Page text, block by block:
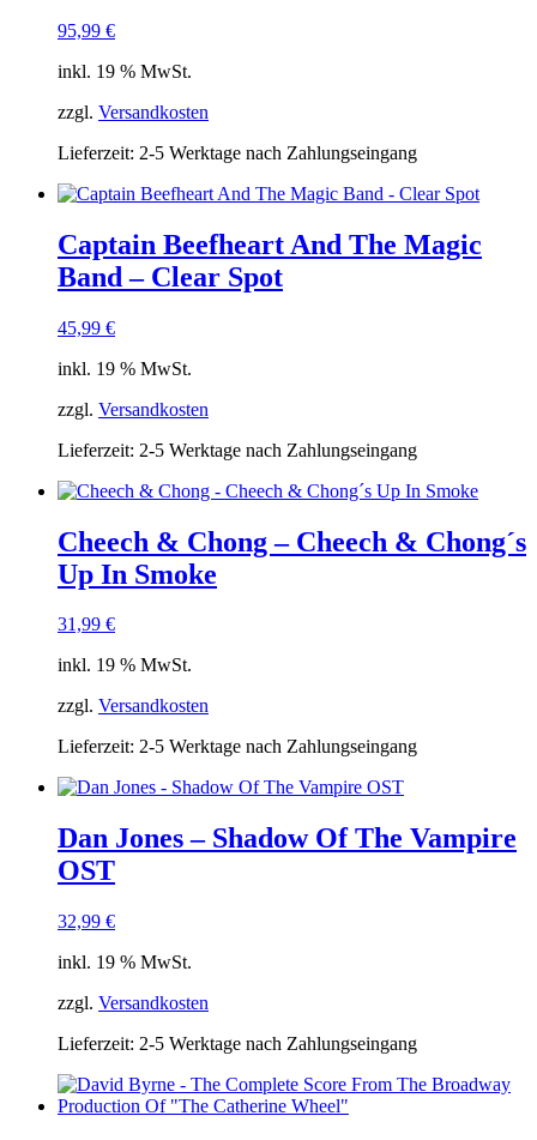
95,99 €
inkl. 19 % MwSt.
zzgl. Versandkosten
Lieferzeit: 2-5 Werktage nach Zahlungseingang
Captain Beefheart And The Magic
Band – Clear Spot
45,99 €
inkl. 19 % MwSt.
zzgl. Versandkosten
Lieferzeit: 2-5 Werktage nach Zahlungseingang
Cheech & Chong – Cheech & Chong´s
Up In Smoke
31,99 €
inkl. 19 % MwSt.
zzgl. Versandkosten
Lieferzeit: 2-5 Werktage nach Zahlungseingang
Dan Jones – Shadow Of The Vampire
OST
32,99 €
inkl. 19 % MwSt.
zzgl. Versandkosten
Lieferzeit: 2-5 Werktage nach Zahlungseingang